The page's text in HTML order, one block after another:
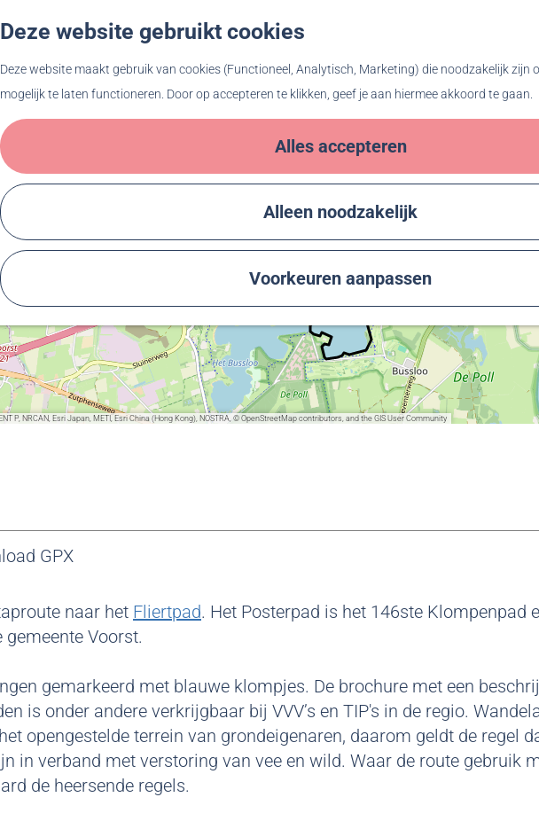
Deze website gebruikt cookies
Deze website maakt gebruik van cookies (Functioneel, Analytisch, Marketing) die noodzakelijk zijn
mogelijk te laten functioneren. Door op accepteren te klikken, geef je aan hiermee akkoord te gaan.
Alles accepteren
Alleen noodzakelijk
Voorkeuren aanpassen
1 1
P, NRCAN, Esri Japan, METI, Esri China (Hong Kong), NOSTRA, © OpenStreetMap contributors, and the GIS User Community
GPX
naar het Fliertpad. Het Posterpad is het 146ste Klompenpad
Voorst.
gemarkeerd met blauwe klompjes. De brochure met een
is onder andere verkrijgbaar bij VVV’s en TIP's in de regio.
opengestelde terrein van grondeigenaren, daarom geldt de regel
in verband met verstoring van vee en wild. Waar de route gebruik
de heersende regels.